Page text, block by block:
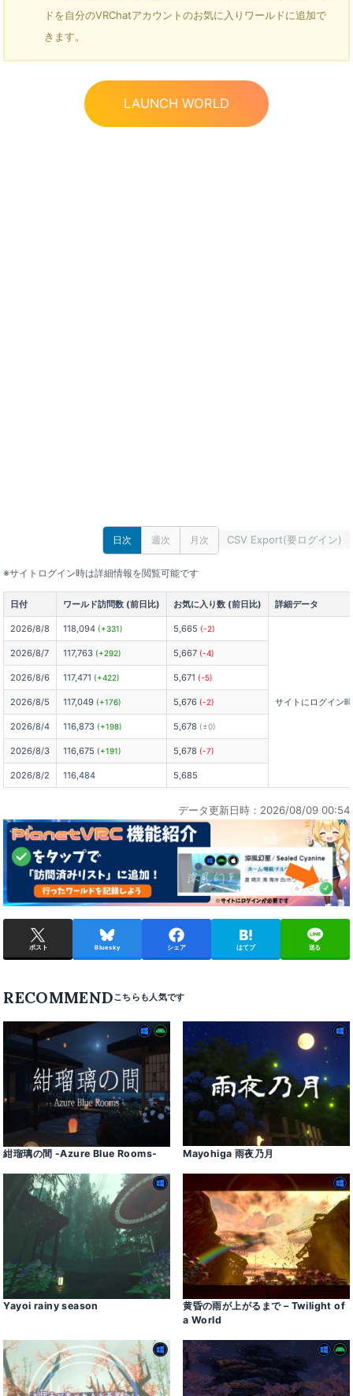
ドを自分のVRChatアカウントのお気に入りワールドに追加で
きます。
LAUNCH WORLD
日次 週次 月次 CSV Export(要ログイン)
※サイトログイン時は詳細情報を閲覧可能です
日付 ワールド訪問数 (前日比) お気に入り数 (前日比) 詳細データ
2026/8/8 118,094 (+331) 5,665 (-2)
サイトにログイン
2026/8/7 117,763 (+292) 5,667 (-4)
2026/8/6 117,471 (+422) 5,671 (-5)
2026/8/5 117,049 (+176) 5,676 (-2)
2026/8/4 116,873 (+198) 5,678 (±0)
2026/8/3 116,675 (+191) 5,678 (-7)
2026/8/2 116,484 5,685
データ更新日時：2026/08/09 00:54
ポスト Bluesky シェア はてブ 送る
RECOMMEND
紺瑠璃の間 -Azure Blue Rooms- Mayohiga 雨夜乃月
Yayoi rainy season
黄昏の雨が上がるまで – Twilight of
a World